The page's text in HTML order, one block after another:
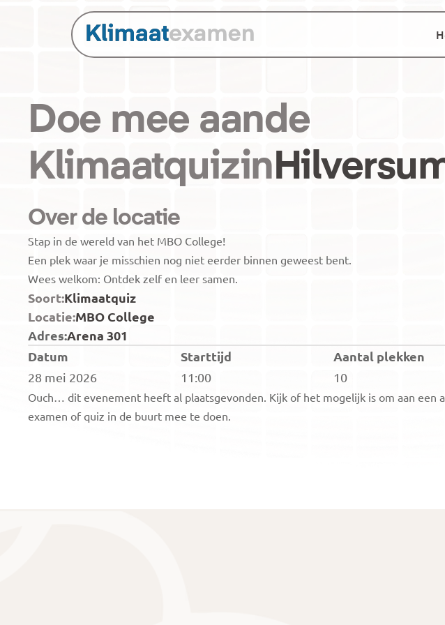
Doe mee aande
Klimaatquizin
Over de locatie
Stap in de wereld van het MBO College!
Een plek waar je misschien nog niet eerder binnen geweest bent.
Soort:Klimaatquiz
Locatie:MBO College
Adres:Arena 301
Datum
28 mei 2026
Starttijd
11:00
Aantal plekken
10
Ouch… dit evenement heeft al plaatsgevonden. Kijk of het mogelijk is om aan een
examen of quiz in de buurt mee te doen.